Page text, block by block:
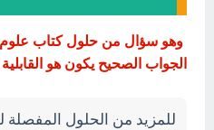
الجواب الصحيح يكون هو
للمزيد من الحلول المفصلة